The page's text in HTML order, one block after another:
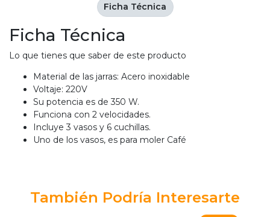
Ficha Técnica
Lo que tienes que saber de este producto
Material de las jarras: Acero inoxidable
Voltaje: 220V
Su potencia es de 350 W.
Funciona con 2 velocidades.
Incluye 3 vasos y 6 cuchillas.
Uno de los vasos, es para moler Café
Ficha Técnica
También Podría Interesarte